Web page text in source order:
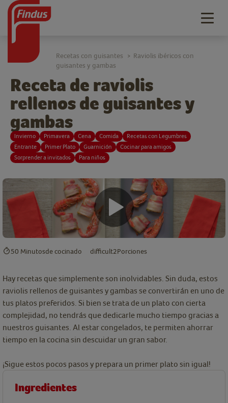
Receta de raviolis
rellenos de guisantes y
gambas
Invierno Primavera Cena Comida
Recetas con Legumbres
Entrante
Primer Plato Guarnición
Cocinar para amigos
Sorprender a invitados
Para niños
Recetas con guisantes > Raviolis ibéricos con
guisantes y gambas
50 Minutosde cocinado difficult2Porciones
Hay recetas que simplemente son inolvidables. Sin duda, estos
raviolis rellenos de guisantes y gambas se convertirán en uno de
tus platos preferidos. Si bien se trata de un plato con cierta
complejidad, no tendrás que dedicarle mucho tiempo gracias a
nuestros guisantes. Al estar congelados, te permiten ahorrar
tiempo en la cocina sin descuidar un gran sabor.
¡Sigue estos pocos pasos y prepara un primer plato sin igual!
Ingredientes